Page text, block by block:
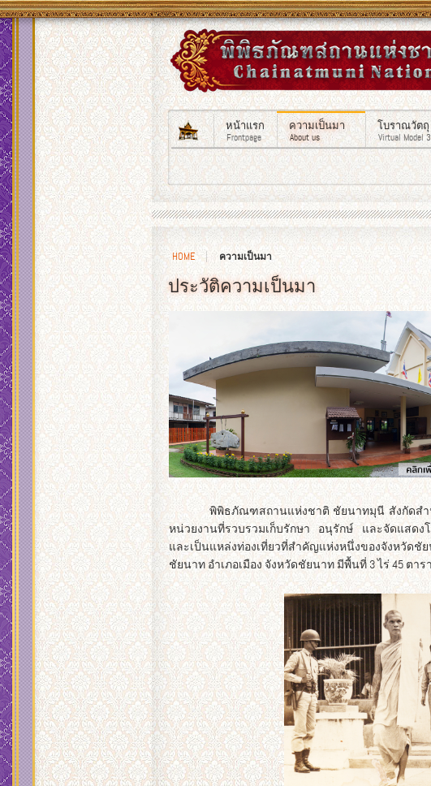
หน้าแรก
Frontpage
ความเป็นมา
About us
โบราณวัตถุ
Virtual Model
HOME ความเป็นมา
ประวัติความเป็นมา
พิพิธภัณฑสถานแห่งชาติ ชัยนาทมุนี สังกัดสำ
หน่วยงานที่รวบรวมเก็บรักษา อนุรักษ์ และจัดแสด
และเป็นแหล่งท่องเที่ยวที่สำคัญแห่งหนึ่งของจังหวั
ชัยนาท อำเภอเมือง จังหวัดชัยนาท มีพื้นที่ 3 ไร่ 45 ตาร